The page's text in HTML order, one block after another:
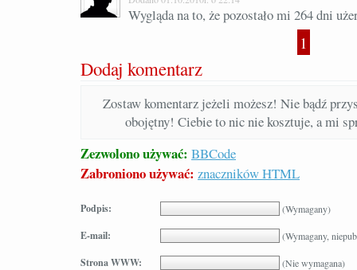
Wygląda na to, że pozostało mi 264 dni
1
Dodaj komentarz
Zostaw komentarz jeżeli możesz! Nie bądź
obojętny! Ciebie to nic nie kosztuje, a mi
Zezwolono używać: BBCode
Zabroniono używać: znaczników HTML
Podpis: (Wymagany)
E-mail: (Wymagany,
Strona WWW: (Nie wymagana)